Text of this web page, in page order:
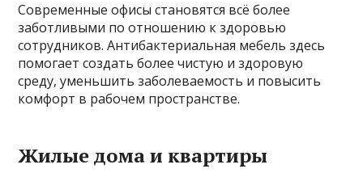
Современные офисы становятся всё более
заботливыми по отношению к здоровью
сотрудников. Антибактериальная мебель здесь
помогает создать более чистую и здоровую
среду, уменьшить заболеваемость и повысить
комфорт в рабочем пространстве.
Жилые дома и квартиры